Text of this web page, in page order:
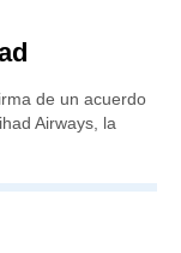
de un acuerdo
Airways, la